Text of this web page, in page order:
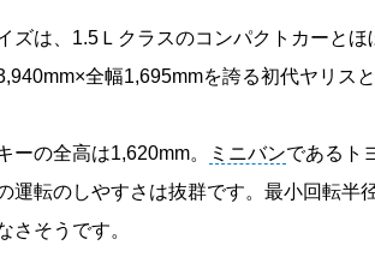
ズは、1.5Ｌクラスのコンパクトカーとほ
全幅1,695mmを誇る初代ヤリス
ーの全高は1,620mm。 ミニバンであるト
運転のしやすさは抜群です。最小回転半
さそうです。